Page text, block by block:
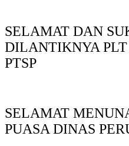
SELAMAT DAN
DILANTIKNYA
PTSP
SELAMAT
PUASA DINAS